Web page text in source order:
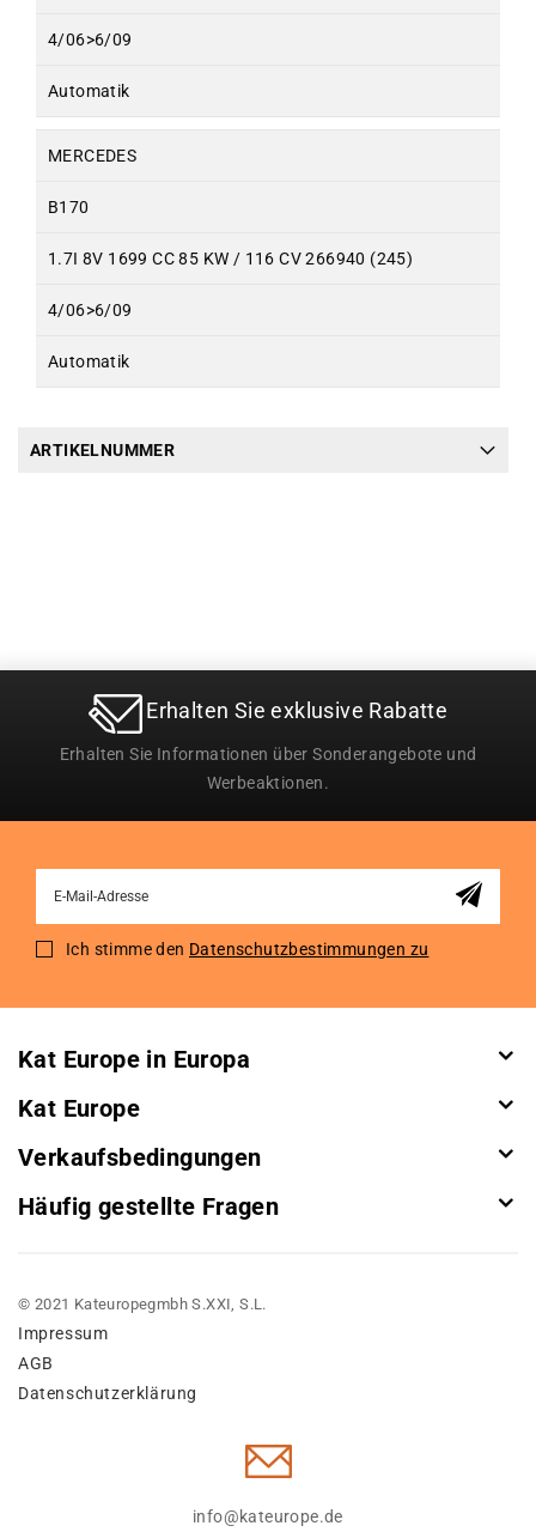
4/06>6/09
Automatik
MERCEDES
B170
1.7I 8V 1699 CC 85 KW / 116 CV 266940 (245)
4/06>6/09
Automatik
ARTIKELNUMMER
Erhalten Sie exklusive Rabatte
Erhalten Sie Informationen über Sonderangebote und
Werbeaktionen.
for
Ich stimme den Datenschutzbestimmungen zu
Kat Europe in Europa
Kat Europe
Verkaufsbedingungen
Häufig gestellte Fragen
© 2021 Kateuropegmbh S.XXI, S.L.
Impressum
AGB
Datenschutzerklärung
info@kateurope.de